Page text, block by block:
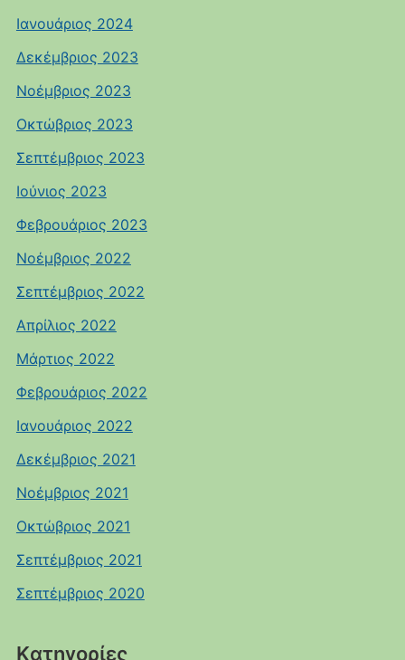
Ιανουάριος 2024
Δεκέμβριος 2023
Νοέμβριος 2023
Οκτώβριος 2023
Σεπτέμβριος 2023
Ιούνιος 2023
Φεβρουάριος 2023
Νοέμβριος 2022
Σεπτέμβριος 2022
Απρίλιος 2022
Μάρτιος 2022
Φεβρουάριος 2022
Ιανουάριος 2022
Δεκέμβριος 2021
Νοέμβριος 2021
Οκτώβριος 2021
Σεπτέμβριος 2021
Σεπτέμβριος 2020
Kατηγορίες